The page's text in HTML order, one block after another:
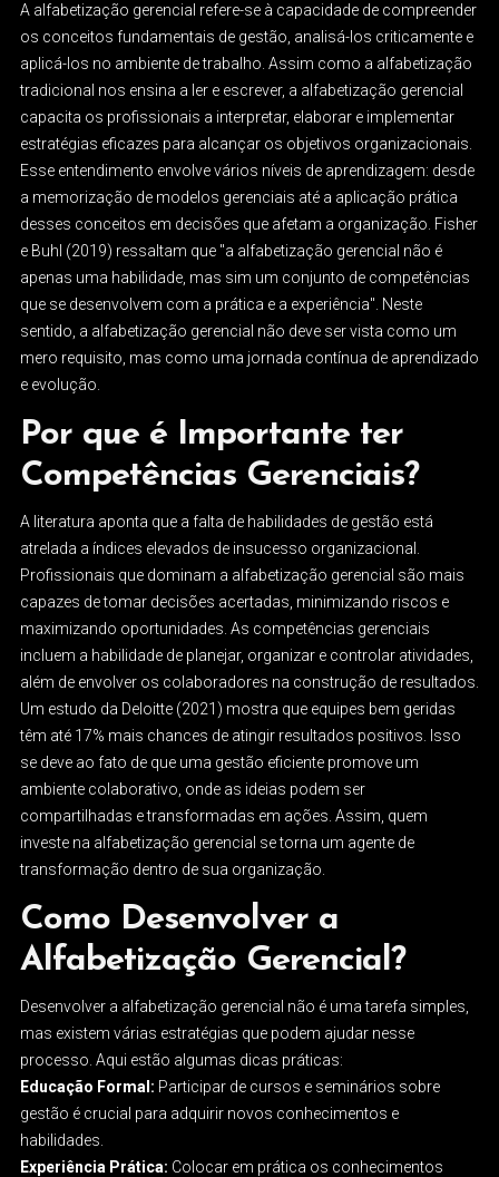
A alfabetização gerencial refere-se à capacidade de compreender
os conceitos fundamentais de gestão, analisá-los criticamente e
aplicá-los no ambiente de trabalho. Assim como a alfabetização
tradicional nos ensina a ler e escrever, a alfabetização gerencial
capacita os profissionais a interpretar, elaborar e implementar
estratégias eficazes para alcançar os objetivos organizacionais.
Esse entendimento envolve vários níveis de aprendizagem: desde
a memorização de modelos gerenciais até a aplicação prática
desses conceitos em decisões que afetam a organização. Fisher
e Buhl (2019) ressaltam que "a alfabetização gerencial não é
apenas uma habilidade, mas sim um conjunto de competências
que se desenvolvem com a prática e a experiência". Neste
sentido, a alfabetização gerencial não deve ser vista como um
mero requisito, mas como uma jornada contínua de aprendizado
e evolução.
Por que é Importante ter
Competências Gerenciais?
A literatura aponta que a falta de habilidades de gestão está
atrelada a índices elevados de insucesso organizacional.
Profissionais que dominam a alfabetização gerencial são mais
capazes de tomar decisões acertadas, minimizando riscos e
maximizando oportunidades. As competências gerenciais
incluem a habilidade de planejar, organizar e controlar atividades,
além de envolver os colaboradores na construção de resultados.
Um estudo da Deloitte (2021) mostra que equipes bem geridas
têm até 17% mais chances de atingir resultados positivos. Isso
se deve ao fato de que uma gestão eficiente promove um
ambiente colaborativo, onde as ideias podem ser
compartilhadas e transformadas em ações. Assim, quem
investe na alfabetização gerencial se torna um agente de
transformação dentro de sua organização.
Como Desenvolver a
Alfabetização Gerencial?
Desenvolver a alfabetização gerencial não é uma tarefa simples,
mas existem várias estratégias que podem ajudar nesse
processo. Aqui estão algumas dicas práticas:
Educação Formal: Participar de cursos e seminários sobre
gestão é crucial para adquirir novos conhecimentos e
habilidades.
Experiência Prática: Colocar em prática os conhecimentos